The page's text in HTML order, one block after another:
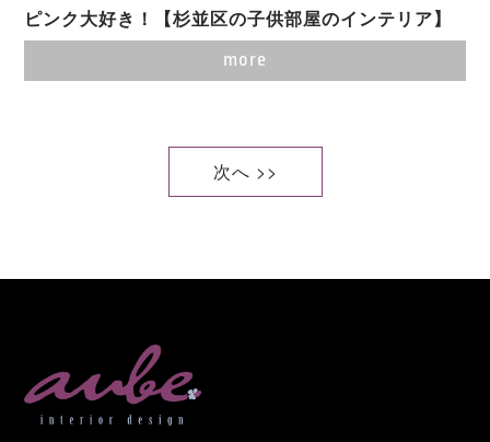
ピンク大好き！【杉並区の子供部屋のインテリア】
more
次へ >>